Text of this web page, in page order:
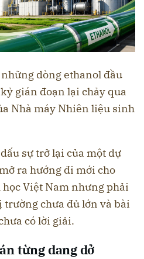
dòng ethanol đầu
gián đoạn lại chảy qua
Nhà máy Nhiên liệu sinh
sự trở lại của một dự
ra hướng đi mới cho
Việt Nam nhưng phải
chưa đủ lớn và bài
có lời giải.
từng dang dở